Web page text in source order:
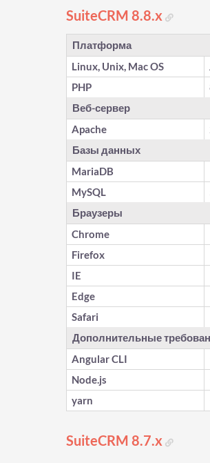
SuiteCRM 8.8.x
Платформа
Linux, Unix, Mac OS
PHP
Веб-сервер
Apache
Базы данных
MariaDB
MySQL
Браузеры
Chrome
Firefox
IE
Edge
Safari
Дополнительные
Angular CLI
Node.js
yarn
SuiteCRM 8.7.x